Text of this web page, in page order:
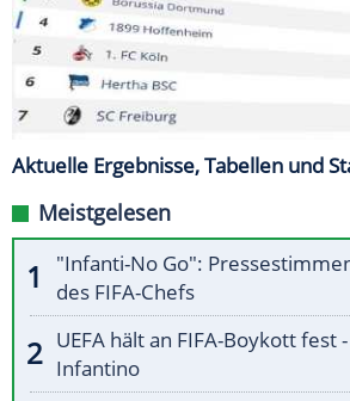
Aktuelle Ergebnisse, Tabellen und
Meistgelesen
"Infanti-No Go":
des FIFA-Chefs
UEFA hält an FIFA-Boykott fest
Infantino